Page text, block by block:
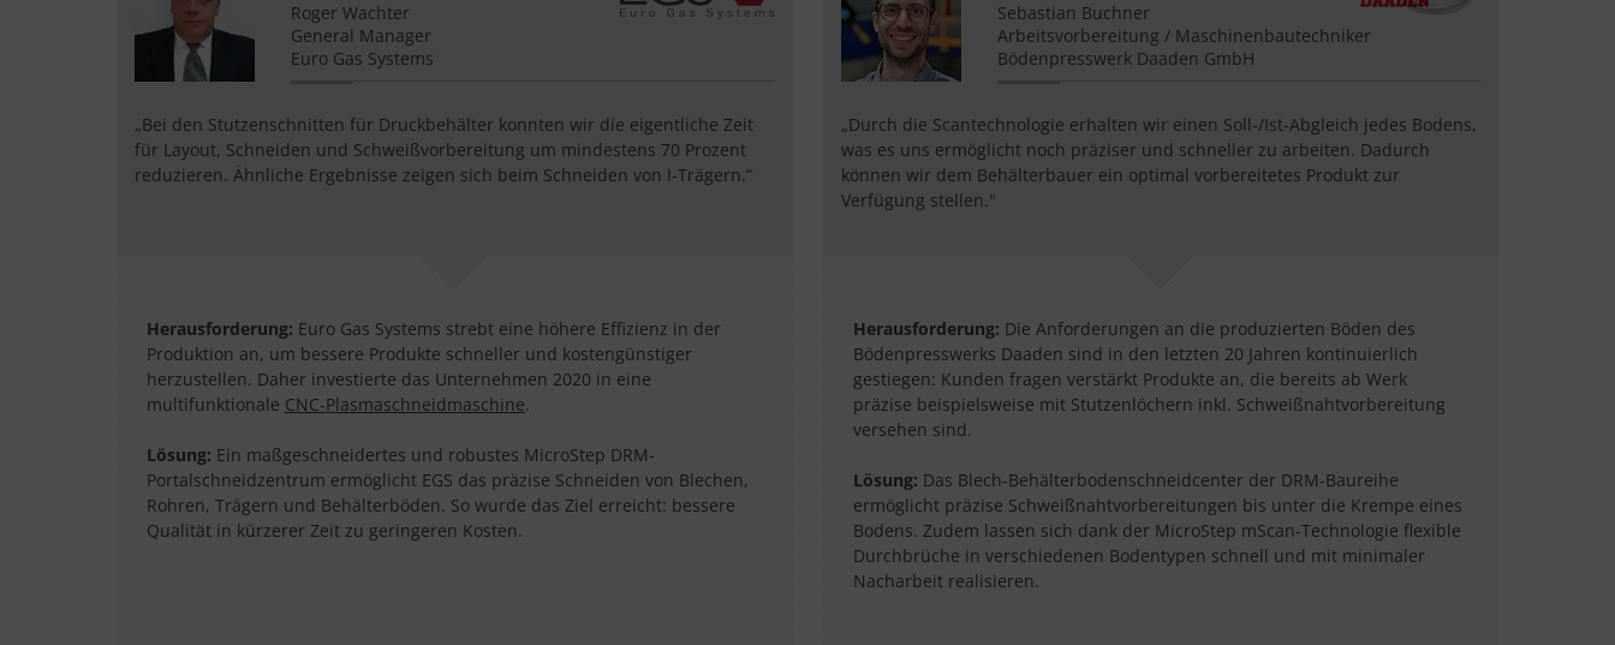
Roger Wachter
General Manager
Euro Gas Systems
„Bei den Stutzenschnitten für Druckbehälter konnten wir die eigentliche Zeit
für Layout, Schneiden und Schweißvorbereitung um mindestens 70 Prozent
reduzieren. Ähnliche Ergebnisse zeigen sich beim Schneiden von I-Trägern.“
Herausforderung: Euro Gas Systems strebt eine höhere Effizienz in der
Produktion an, um bessere Produkte schneller und kostengünstiger
herzustellen. Daher investierte das Unternehmen 2020 in eine
multifunktionale CNC-Plasmaschneidmaschine.
Lösung: Ein maßgeschneidertes und robustes MicroStep DRM-
Portalschneidzentrum ermöglicht EGS das präzise Schneiden von Blechen,
Rohren, Trägern und Behälterböden. So wurde das Ziel erreicht: bessere
Qualität in kürzerer Zeit zu geringeren Kosten.
Sebastian Buchner
Arbeitsvorbereitung / Maschinenbautechniker
Bödenpresswerk Daaden GmbH
„Durch die Scantechnologie erhalten wir einen Soll-/Ist-Abgleich jedes Bodens,
was es uns ermöglicht noch präziser und schneller zu arbeiten. Dadurch
können wir dem Behälterbauer ein optimal vorbereitetes Produkt zur
Verfügung stellen."
Herausforderung: Die Anforderungen an die produzierten Böden des
Bödenpresswerks Daaden sind in den letzten 20 Jahren kontinuierlich
gestiegen: Kunden fragen verstärkt Produkte an, die bereits ab Werk
präzise beispielsweise mit Stutzenlöchern inkl. Schweißnahtvorbereitung
versehen sind.
Lösung: Das Blech-Behälterbodenschneidcenter der DRM-Baureihe
ermöglicht präzise Schweißnahtvorbereitungen bis unter die Krempe eines
Bodens. Zudem lassen sich dank der MicroStep mScan-Technologie flexible
Durchbrüche in verschiedenen Bodentypen schnell und mit minimaler
Nacharbeit realisieren.